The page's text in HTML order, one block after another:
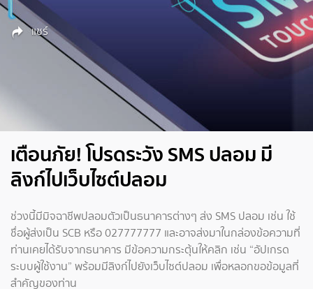
แชร์
เตือนภัย! โปรดระวัง SMS ปลอม มี
ลิงก์ไปเว็บไซต์ปลอม
ช่วงนี้มีมิจฉาชีพปลอมตัวเป็นธนาคารต่างๆ ส่ง SMS ปลอม เช่น ใช้
ชื่อผู้ส่งเป็น SCB หรือ 027777777 และอาจส่งมาในกล่องข้อความที่
ท่านเคยได้รับจากธนาคาร มีข้อความกระตุ้นให้คลิก เช่น “อัปเกรด
ระบบผู้ใช้งาน” พร้อมมีลิงก์ไปยังเว็บไซต์ปลอม เพื่อหลอกขอข้อมูลที่
สำคัญของท่าน